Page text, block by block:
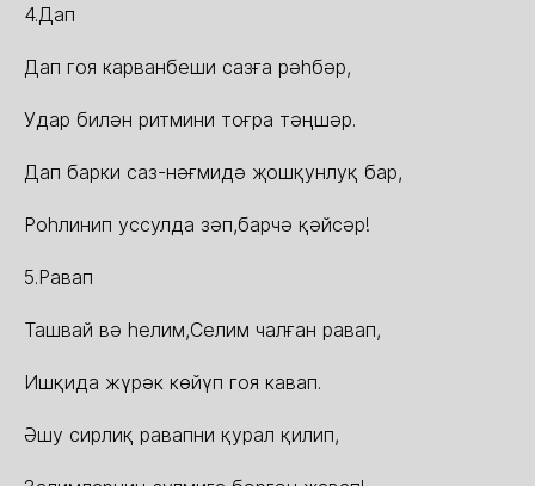
4.Дап
Дап гоя карванбеши сазға рəһбəр,
Удар билəн ритмини тоғра тəңшəр.
Дап барки саз-нəғмидə җошқунлуқ бар,
Роһлинип уссулда зəп,барчə қəйсəр!
5.Равап
Ташвай вə һелим,Селим чалған равап,
Ишқида жүрəк көйүп гоя кавап.
Əшу сирлиқ равапни қурал қилип,